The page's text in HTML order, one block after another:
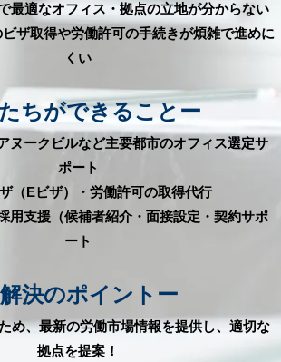
最適なオフィス・拠点の立地が分からない
ザ取得や労働許可の手続きが煩雑で進めに
くい
ちができることー
ヌークビルなど主要都市のオフィス選定サ
ポート
（Eビザ）・労働許可の取得代行
用支援（候補者紹介・面接設定・契約サポ
ート
決のポイントー
め、最新の労働市場情報を提供し、適切な
拠点を提案！